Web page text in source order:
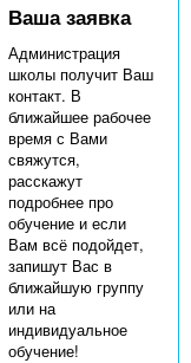
Ваша заявка
Администрация
школы получит Ваш
контакт. В
ближайшее рабочее
время с Вами
свяжутся,
расскажут
подробнее про
обучение и если
Вам всё подойдет,
запишут Вас в
ближайшую группу
или на
индивидуальное
обучение!